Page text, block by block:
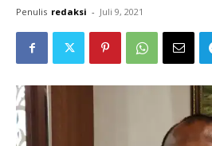
Penulis redaksi - Juli 9, 2021